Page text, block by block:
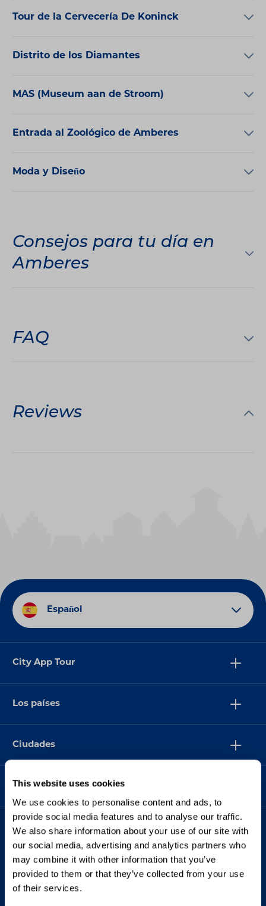
This website uses cookies
We use cookies to personalise content and ads, to
provide social media features and to analyse our traffic.
We also share information about your use of our site with
our social media, advertising and analytics partners who
may combine it with other information that you’ve
provided to them or that they’ve collected from your use
of their services.
Tour de la Cervecería De Koninck
Distrito de los Diamantes
MAS (Museum aan de Stroom)
Entrada al Zoológico de Amberes
Moda y Diseño
Consejos para tu día en
Amberes
FAQ
Reviews
Español
City App Tour
Los países
Ciudades
Asistencia